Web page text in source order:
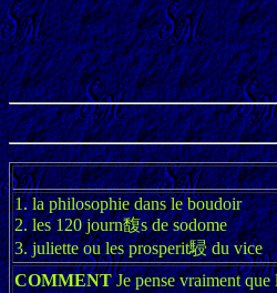
1. la philosophie dans le boudoir
2. les 120 journ馥s de sodome
3. juliette ou les prosperit駸 du vice
COMMENTJe pense vraiment